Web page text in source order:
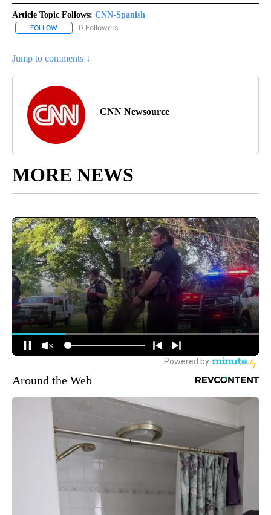
Article Topic Follows: CNN-Spanish
FOLLOW FOLLOW "CNN-SPANISH" TO RECEIVE NOTIFICATIONS ABOUT
0 Followers
Jump to comments ↓
CNN Newsource
MORE NEWS
Around the Web